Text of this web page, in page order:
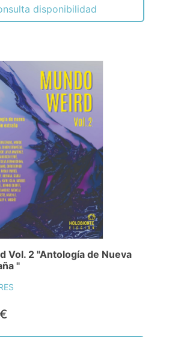
disponibilidad
Vol. 2 "Antología de Nueva
"